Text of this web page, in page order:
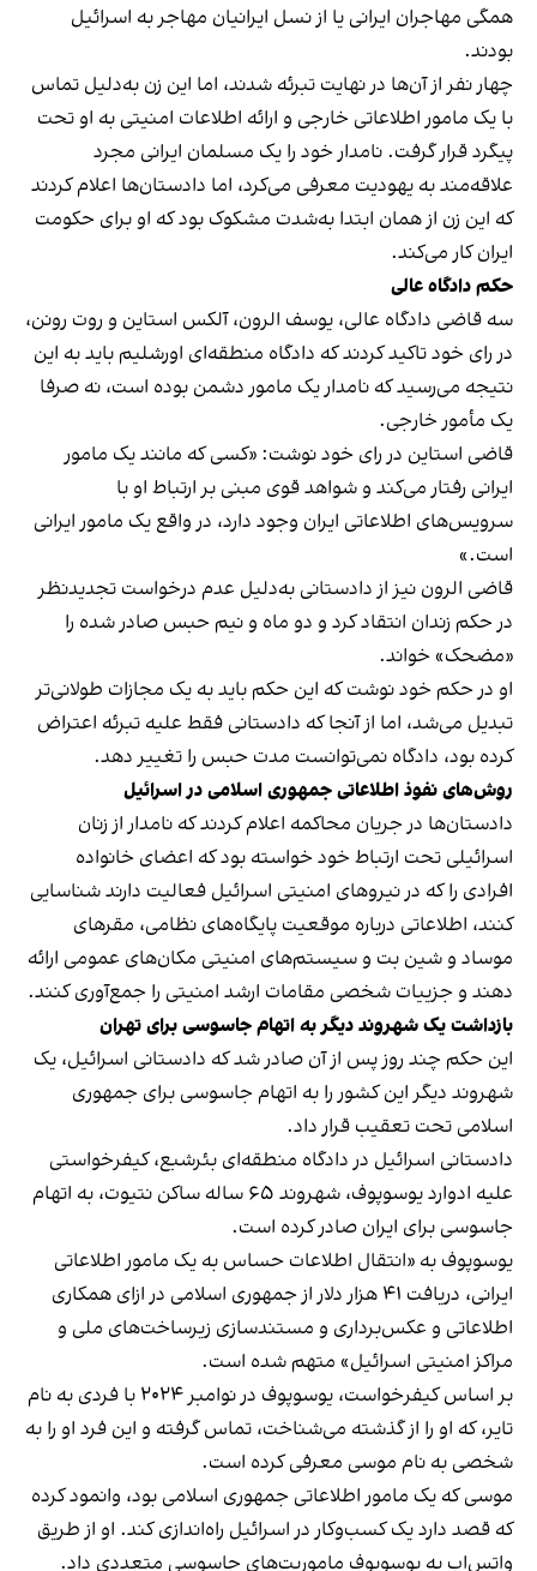
همگی مهاجران ایرانی یا از نسل ایرانیان مهاجر به اسرائیل
بودند.
چهار نفر از آن‌ها در نهایت تبرئه شدند، اما این زن به‌دلیل تماس
با یک مامور اطلاعاتی خارجی و ارائه اطلاعات امنیتی به او تحت
پیگرد قرار گرفت. نامدار خود را یک مسلمان ایرانی مجرد
علاقه‌مند به یهودیت معرفی می‌کرد، اما دادستان‌ها اعلام کردند
که این زن از همان ابتدا به‌شدت مشکوک بود که او برای حکومت
ایران کار می‌کند.
حکم دادگاه عالی
سه قاضی دادگاه عالی، یوسف الرون، آلکس استاین و روت رونن،
در رای خود تاکید کردند که دادگاه منطقه‌ای اورشلیم باید به این
نتیجه می‌رسید که نامدار یک مامور دشمن بوده است، نه صرفا
یک مأمور خارجی.
قاضی استاین در رای خود نوشت: «کسی که مانند یک مامور
ایرانی رفتار می‌کند و شواهد قوی مبنی بر ارتباط او با
سرویس‌های اطلاعاتی ایران وجود دارد، در واقع یک مامور ایرانی
است.»
قاضی الرون نیز از دادستانی به‌دلیل عدم درخواست تجدیدنظر
در حکم زندان انتقاد کرد و دو ماه و نیم حبس صادر شده را
«مضحک» خواند.
او در حکم خود نوشت که این حکم باید به یک مجازات طولانی‌تر
تبدیل می‌شد، اما از آنجا که دادستانی فقط علیه تبرئه اعتراض
کرده بود، دادگاه نمی‌توانست مدت حبس را تغییر دهد.
روش‌های نفوذ اطلاعاتی جمهوری اسلامی در اسرائیل
دادستان‌ها در جریان محاکمه اعلام کردند که نامدار از زنان
اسرائیلی تحت ارتباط خود خواسته بود که اعضای خانواده
افرادی را که در نیروهای امنیتی اسرائیل فعالیت دارند شناسایی
کنند، اطلاعاتی درباره موقعیت پایگاه‌های نظامی، مقرهای
موساد و شین بت و سیستم‌های امنیتی مکان‌های عمومی ارائه
دهند و جزییات شخصی مقامات ارشد امنیتی را جمع‌آوری کنند.
بازداشت یک شهروند دیگر به اتهام جاسوسی برای تهران
این حکم چند روز پس از آن صادر شد که دادستانی اسرائیل، یک
شهروند دیگر این کشور را به اتهام جاسوسی برای جمهوری
اسلامی تحت تعقیب قرار داد.
دادستانی اسرائیل در دادگاه منطقه‌ای بئرشبع، کیفرخواستی
علیه ادوارد یوسوپوف، شهروند ۶۵ ساله ساکن نتیوت، به اتهام
جاسوسی برای ایران صادر کرده است.
یوسوپوف به «انتقال اطلاعات حساس به یک مامور اطلاعاتی
ایرانی، دریافت ۴۱ هزار دلار از جمهوری اسلامی در ازای همکاری
اطلاعاتی و عکس‌برداری و مستندسازی زیرساخت‌های ملی و
مراکز امنیتی اسرائیل» متهم شده است.
بر اساس کیفرخواست، یوسوپوف در نوامبر ۲۰۲۴ با فردی به نام
تایر، که او را از گذشته می‌شناخت، تماس گرفته و این فرد او را به
شخصی به نام موسی معرفی کرده است.
موسی که یک مامور اطلاعاتی جمهوری اسلامی بود، وانمود کرده
که قصد دارد یک کسب‌وکار در اسرائیل راه‌اندازی کند. او از طریق
واتس‌اپ به یوسوپوف ماموریت‌های جاسوسی متعددی داد.